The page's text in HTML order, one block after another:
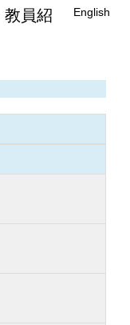
教員紹
English